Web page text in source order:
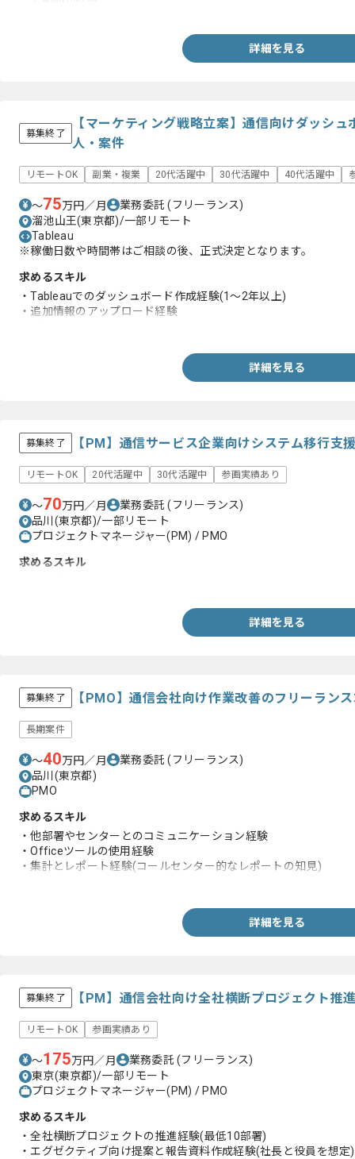
詳細を見る
募集終了
【マーケティング戦略立案】通信向けダッシュ
人・案件
リモートOK 副業・複業 20代活躍中 30代活躍中 40代活躍中
〜75万円／月 業務委託(フリーランス)
溜池山王(東京都)/一部リモート
Tableau
※稼働日数や時間帯はご相談の後、正式決定となります。
求めるスキル
・Tableauでのダッシュボード作成経験(1～2年以上)
・追加情報のアップロード経験
詳細を見る
募集終了 【PM】通信サービス企業向けシステム移行支
リモートOK 20代活躍中 30代活躍中 参画実績あり
〜70万円／月 業務委託(フリーランス)
品川(東京都)/一部リモート
プロジェクトマネージャー(PM) / PMO
求めるスキル
詳細を見る
募集終了 【PMO】通信会社向け作業改善のフリーラン
長期案件
〜40万円／月 業務委託(フリーランス)
品川(東京都)
PMO
求めるスキル
・他部署やセンターとのコミュニケーション経験
・Officeツールの使用経験
・集計とレポート経験(コールセンター的なレポートの知見)
詳細を見る
募集終了 【PM】通信会社向け全社横断プロジェクト推
リモートOK 参画実績あり
〜175万円／月 業務委託(フリーランス)
東京(東京都)/一部リモート
プロジェクトマネージャー(PM) / PMO
求めるスキル
・全社横断プロジェクトの推進経験(最低10部署)
・エグゼクティブ向け提案と報告資料作成経験(社長と役員を想定)